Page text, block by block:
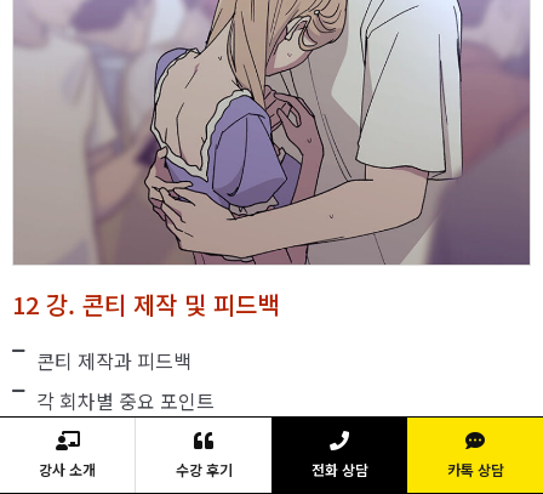
12 강. 콘티 제작 및 피드백
콘티 제작과 피드백
각 회차별 중요 포인트
강사 소개 수강 후기 전화 상담 카톡 상담